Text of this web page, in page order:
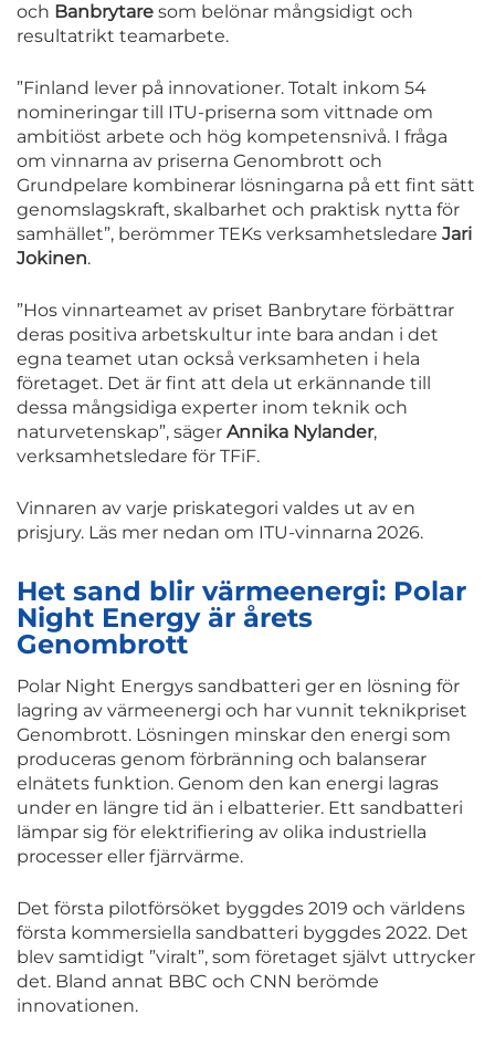
och Banbrytare som belönar mångsidigt och
resultatrikt teamarbete.
”Finland lever på innovationer. Totalt inkom 54
nomineringar till ITU-priserna som vittnade om
ambitiöst arbete och hög kompetensnivå. I fråga
om vinnarna av priserna Genombrott och
Grundpelare kombinerar lösningarna på ett fint sätt
genomslagskraft, skalbarhet och praktisk nytta för
samhället”, berömmer TEKs verksamhetsledare Jari
Jokinen.
”Hos vinnarteamet av priset Banbrytare förbättrar
deras positiva arbetskultur inte bara andan i det
egna teamet utan också verksamheten i hela
företaget. Det är fint att dela ut erkännande till
dessa mångsidiga experter inom teknik och
naturvetenskap”, säger Annika Nylander,
verksamhetsledare för TFiF.
Vinnaren av varje priskategori valdes ut av en
prisjury. Läs mer nedan om ITU-vinnarna 2026.
Het sand blir värmeenergi: Polar
Night Energy är årets
Genombrott
Polar Night Energys sandbatteri ger en lösning för
lagring av värmeenergi och har vunnit teknikpriset
Genombrott. Lösningen minskar den energi som
produceras genom förbränning och balanserar
elnätets funktion. Genom den kan energi lagras
under en längre tid än i elbatterier. Ett sandbatteri
lämpar sig för elektrifiering av olika industriella
processer eller fjärrvärme.
Det första pilotförsöket byggdes 2019 och världens
första kommersiella sandbatteri byggdes 2022. Det
blev samtidigt ”viralt”, som företaget självt uttrycker
det. Bland annat BBC och CNN berömde
innovationen.